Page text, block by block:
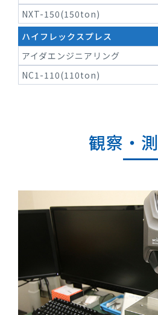
NXT-150(150ton)
ハイフレックスプレス
アイダエンジニアリング
NC1-110(110ton)
観察・